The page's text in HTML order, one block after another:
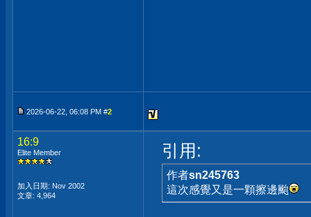
2026-06-22, 06:08 PM #2
16:9
Elite Member
加入日期: Nov 2002
文章: 4,964
引用:
作者sn245763
這次感覺又是一顆擦邊颱